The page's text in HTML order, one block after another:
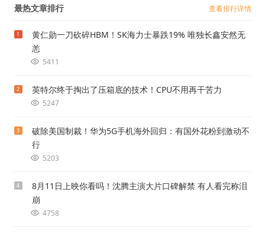
最热文章排行 查看排行详情
1
黄仁勋一刀砍碎HBM！SK海力士暴跌19% 唯独长鑫安然无
恙
5411
2 英特尔终于掏出了压箱底的技术！CPU不用再干苦力
5247
3
破除美国制裁！华为5G手机海外回归：有国外花粉到激动不
行
5203
4
8月11日上映你看吗！沈腾主演大片口碑解禁 有人看完称泪
崩
4758